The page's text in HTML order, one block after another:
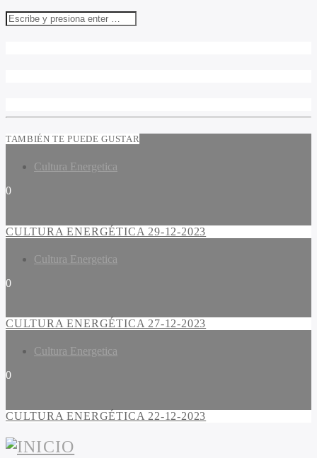
TAMBIÉN TE PUEDE GUSTAR
Cultura Energetica
0
CULTURA ENERGÉTICA 29-12-2023
Cultura Energetica
0
CULTURA ENERGÉTICA 27-12-2023
Cultura Energetica
0
CULTURA ENERGÉTICA 22-12-2023